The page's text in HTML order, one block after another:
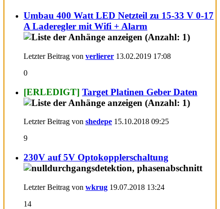
Umbau 400 Watt LED Netzteil zu 15-33 V 0-17
A Laderegler mit Wifi + Alarm
Letzter Beitrag von verlierer 13.02.2019 17:08
0
[ERLEDIGT] Target Platinen Geber Daten
Letzter Beitrag von shedepe 15.10.2018 09:25
9
230V auf 5V Optokopplerschaltung
Letzter Beitrag von wkrug 19.07.2018 13:24
14